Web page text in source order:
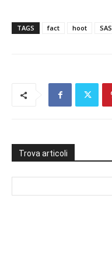
TAGS fact hoot SAS
Trova articoli